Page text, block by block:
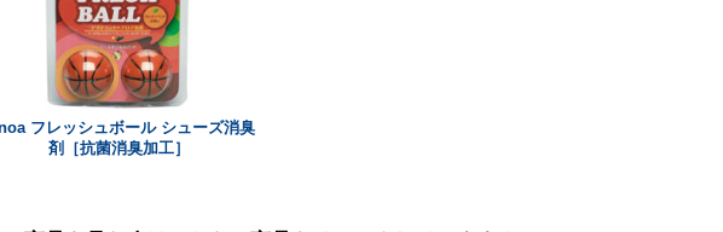
フレッシュボール シューズ消臭
剤［抗菌消臭加工］